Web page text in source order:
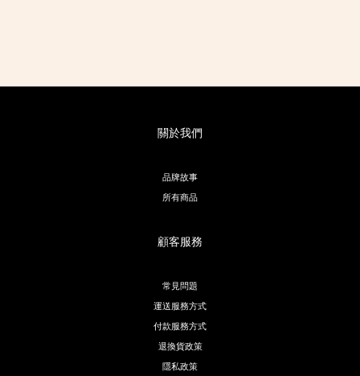
關於我們
品牌故事
所有商品
顧客服務
常見問題
運送服務方式
付款服務方式
退換貨政策
隱私政策